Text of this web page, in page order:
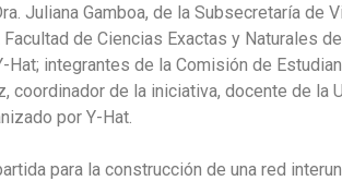
Juliana Gamboa, de la Subsecretaría de
de Ciencias Exactas y Naturales de
integrantes de la Comisión de
coordinador de la iniciativa, docente de la
por Y-Hat.
para la construcción de una red